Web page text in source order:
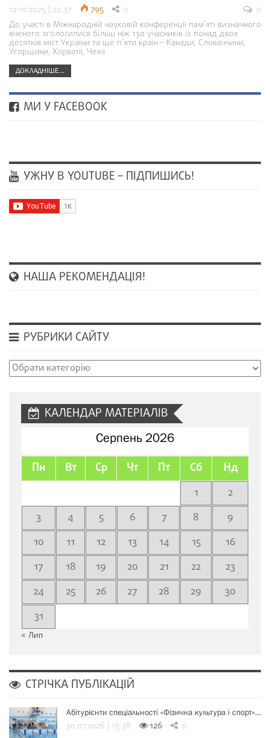
12.10.2025 | 22:37 795 0
0
До участі в Міжнародній науковій конференції пам’яті визначного
вченого зголосилися більш ніж 130 учасників із понад двох
десятків міст України та ще п’яти країн – Канади, Словаччини,
Угорщини, Хорватії, Чехії
ДОКЛАДНІШЕ...
МИ У FACEBOOK
УЖНУ В YOUTUBE – ПІДПИШИСЬ!
НАША РЕКОМЕНДАЦІЯ!
РУБРИКИ САЙТУ
Рубрики
КАЛЕНДАР МАТЕРІАЛІВ
Серпень 2026
Пн Вт Ср Чт Пт Сб Нд
1
2
3
4 5 6 7 8
9
10
11 12 13 14 15
16
17
18 19 20 21 22
23
24
25 26 27 28 29
30
31
« Лип
СТРІЧКА ПУБЛІКАЦІЙ
Абітурієнти спеціальності «Фізична культура і спорт»…
30.07.2026 | 15:38 126 0